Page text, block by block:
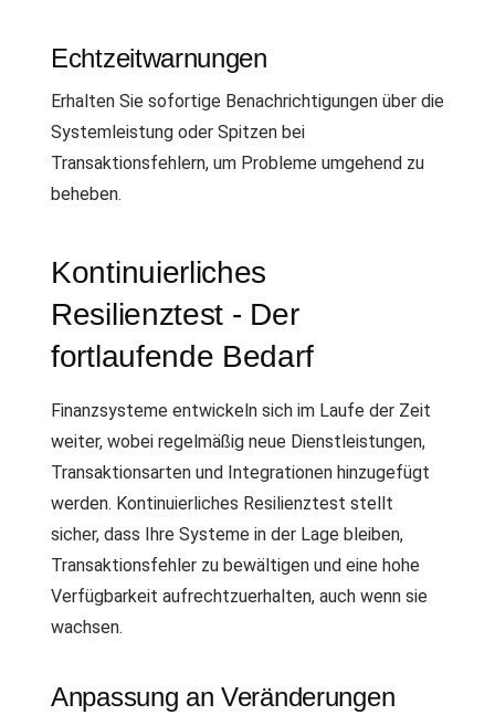
Echtzeitwarnungen
Erhalten Sie sofortige Benachrichtigungen über die
Systemleistung oder Spitzen bei
Transaktionsfehlern, um Probleme umgehend zu
beheben.
Kontinuierliches
Resilienztest - Der
fortlaufende Bedarf
Finanzsysteme entwickeln sich im Laufe der Zeit
weiter, wobei regelmäßig neue Dienstleistungen,
Transaktionsarten und Integrationen hinzugefügt
werden. Kontinuierliches Resilienztest stellt
sicher, dass Ihre Systeme in der Lage bleiben,
Transaktionsfehler zu bewältigen und eine hohe
Verfügbarkeit aufrechtzuerhalten, auch wenn sie
wachsen.
Anpassung an Veränderungen